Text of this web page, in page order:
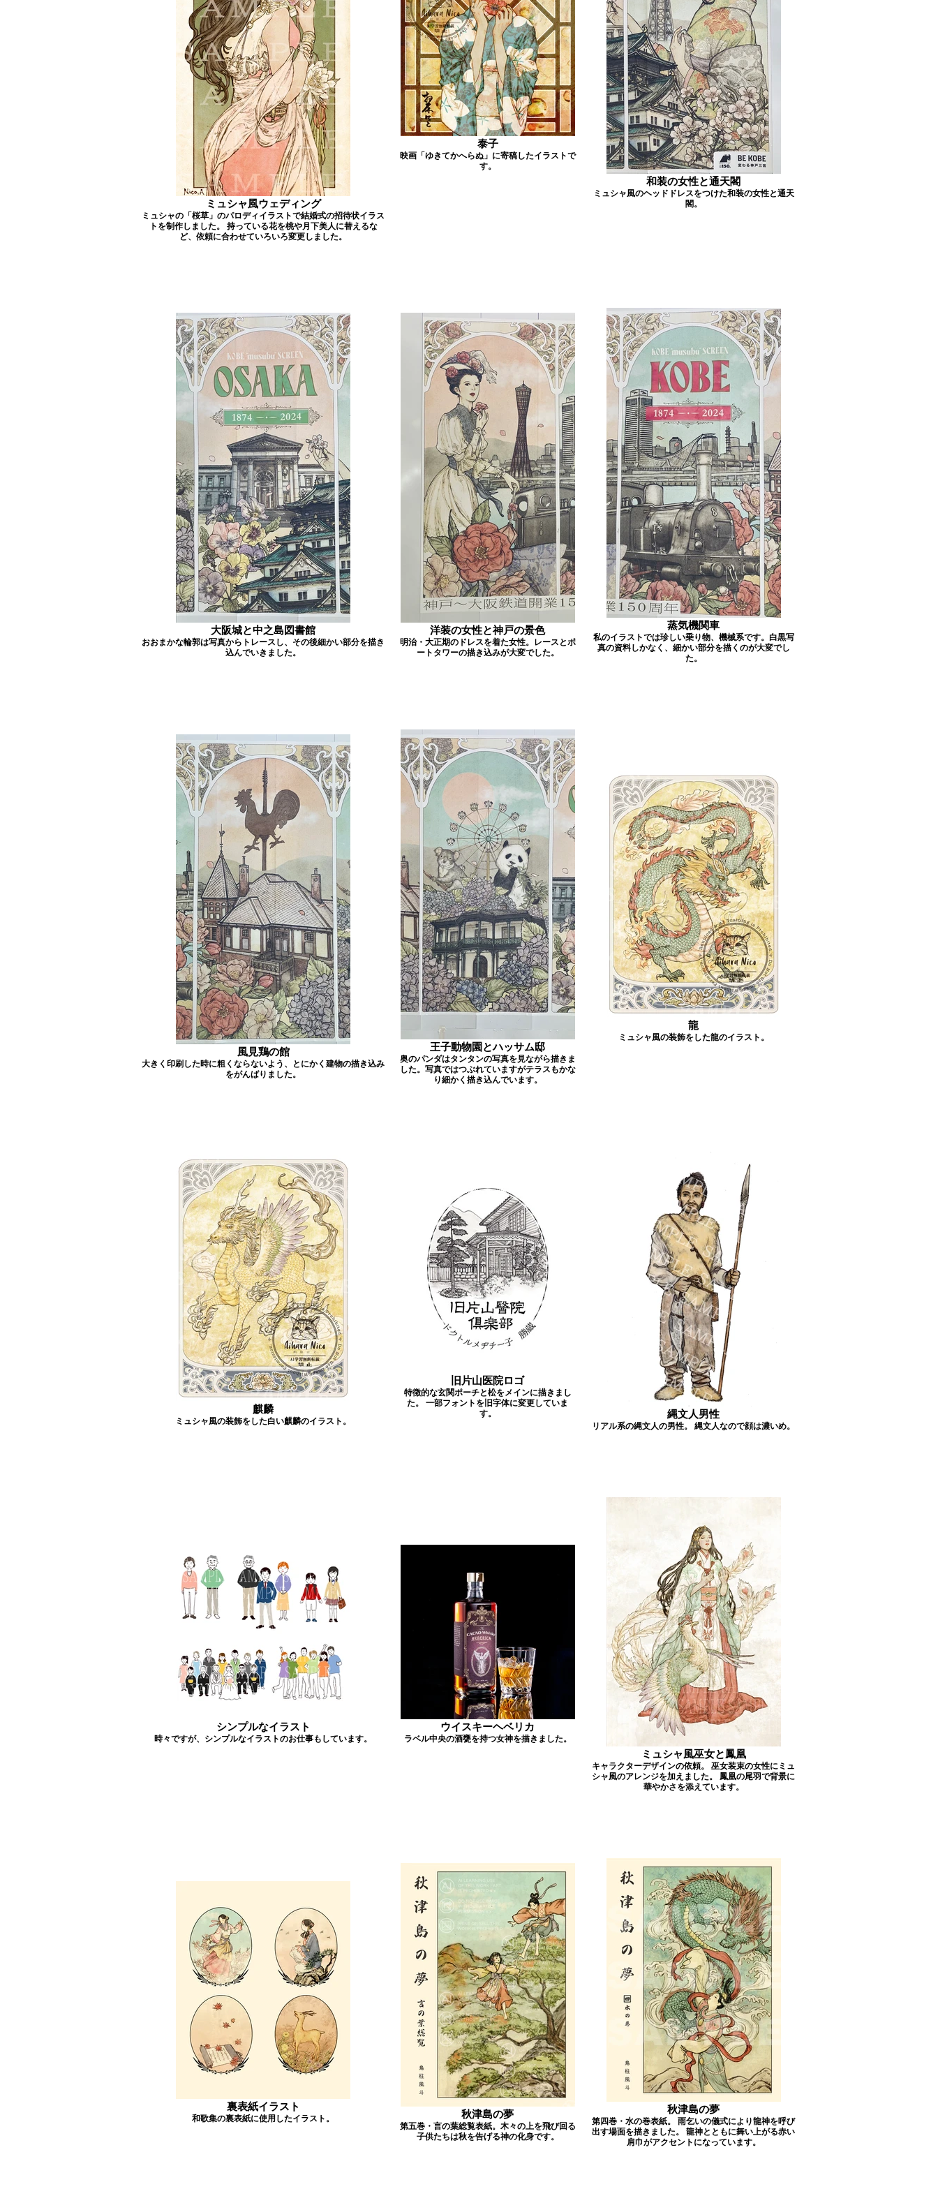
ミュシャ風ウェディング
ミュシャの「桜草」のパロディイラストで結婚式の招待状イラス
トを制作しました。 持っている花を桃や月下美人に替えるな
ど、依頼に合わせていろいろ変更しました。
泰子
映画「ゆきてかへらぬ」に寄稿したイラストで
す。
和装の女性と通天閣
ミュシャ風のヘッドドレスをつけた和装の女性と通天
閣。
大阪城と中之島図書館
おおまかな輪郭は写真からトレースし、その後細かい部分を描き
込んでいきました。
洋装の女性と神戸の景色
明治・大正期のドレスを着た女性。レースとポ
ートタワーの描き込みが大変でした。
蒸気機関車
私のイラストでは珍しい乗り物、機械系です。白黒写
真の資料しかなく、細かい部分を描くのが大変でし
た。
風見鶏の館
大きく印刷した時に粗くならないよう、とにかく建物の描き込み
をがんばりました。
王子動物園とハッサム邸
奥のパンダはタンタンの写真を見ながら描きま
した。写真ではつぶれていますがテラスもかな
り細かく描き込んでいます。
龍
ミュシャ風の装飾をした龍のイラスト。
麒麟
ミュシャ風の装飾をした白い麒麟のイラスト。
旧片山医院ロゴ
特徴的な玄関ポーチと松をメインに描きまし
た。 一部フォントを旧字体に変更していま
す。
縄文人男性
リアル系の縄文人の男性。 縄文人なので顔は濃いめ。
シンプルなイラスト
時々ですが、シンプルなイラストのお仕事もしています。
ウイスキーヘベリカ
ラベル中央の酒甕を持つ女神を描きました。
ミュシャ風巫女と鳳凰
キャラクターデザインの依頼。 巫女装束の女性にミュ
シャ風のアレンジを加えました。 鳳凰の尾羽で背景に
華やかさを添えています。
裏表紙イラスト
和歌集の裏表紙に使用したイラスト。 秋津島の夢
第五巻・言の葉総覧表紙。木々の上を飛び回る
子供たちは秋を告げる神の化身です。
秋津島の夢
第四巻・水の巻表紙。 雨乞いの儀式により龍神を呼び
出す場面を描きました。 龍神とともに舞い上がる赤い
肩巾がアクセントになっています。